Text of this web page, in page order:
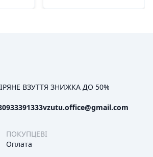
ВЗУТТЯ ЗНИЖКА ДО 50%
vzutu.office@gmail.com
ПОКУПЦЕВІ
Оплата